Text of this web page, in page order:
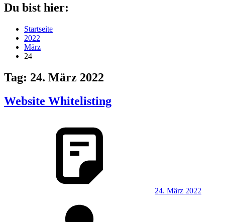
Du bist hier:
Startseite
2022
März
24
Tag: 24. März 2022
Website Whitelisting
24. März 2022